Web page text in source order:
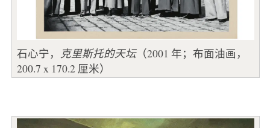
石心宁， 克里斯托的天坛（2001 年；布面油画，
200.7 x 170.2 厘米）